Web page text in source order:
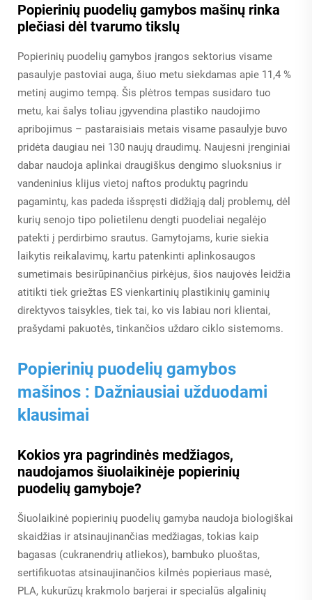
Popierinių puodelių gamybos mašinų rinka
plečiasi dėl tvarumo tikslų
Popierinių puodelių gamybos įrangos sektorius visame
pasaulyje pastoviai auga, šiuo metu siekdamas apie 11,4 %
metinį augimo tempą. Šis plėtros tempas susidaro tuo
metu, kai šalys toliau įgyvendina plastiko naudojimo
apribojimus – pastaraisiais metais visame pasaulyje buvo
pridėta daugiau nei 130 naujų draudimų. Naujesni įrenginiai
dabar naudoja aplinkai draugiškus dengimo sluoksnius ir
vandeninius klijus vietoj naftos produktų pagrindu
pagamintų, kas padeda išspręsti didžiąją dalį problemų, dėl
kurių senojo tipo polietilenu dengti puodeliai negalėjo
patekti į perdirbimo srautus. Gamytojams, kurie siekia
laikytis reikalavimų, kartu patenkinti aplinkosaugos
sumetimais besirūpinančius pirkėjus, šios naujovės leidžia
atitikti tiek griežtas ES vienkartinių plastikinių gaminių
direktyvos taisykles, tiek tai, ko vis labiau nori klientai,
prašydami pakuotės, tinkančios uždaro ciklo sistemoms.
Popierinių puodelių gamybos
mašinos : Dažniausiai užduodami
klausimai
Kokios yra pagrindinės medžiagos,
naudojamos šiuolaikinėje popierinių
puodelių gamyboje?
Šiuolaikinė popierinių puodelių gamyba naudoja biologiškai
skaidžias ir atsinaujinančias medžiagas, tokias kaip
bagasas (cukranendrių atliekos), bambuko pluoštas,
sertifikuotas atsinaujinančios kilmės popieriaus masė,
PLA, kukurūzų krakmolo barjerai ir specialūs algalinių